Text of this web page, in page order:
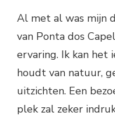
Al met al was mijn
van Ponta dos
ervaring. Ik kan het
houdt van natuur,
uitzichten. Een
plek zal zeker